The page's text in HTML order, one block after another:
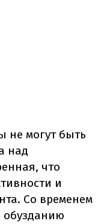
не могут быть
над
что
и
Со временем